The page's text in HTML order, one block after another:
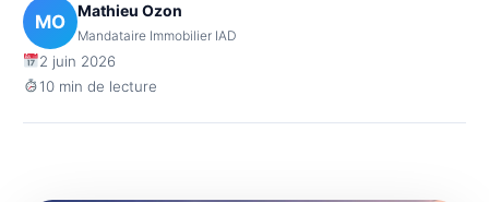
MO
Mathieu Ozon
Mandataire Immobilier IAD
2 juin 2026
10 min de lecture